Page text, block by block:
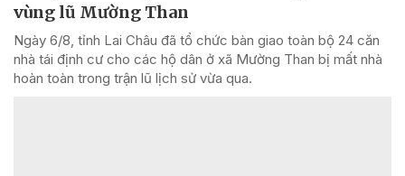
vùng lũ Mường Than
Ngày 6/8, tỉnh Lai Châu đã tổ chức bàn giao toàn bộ 24 căn
nhà tái định cư cho các hộ dân ở xã Mường Than bị mất nhà
hoàn toàn trong trận lũ lịch sử vừa qua.